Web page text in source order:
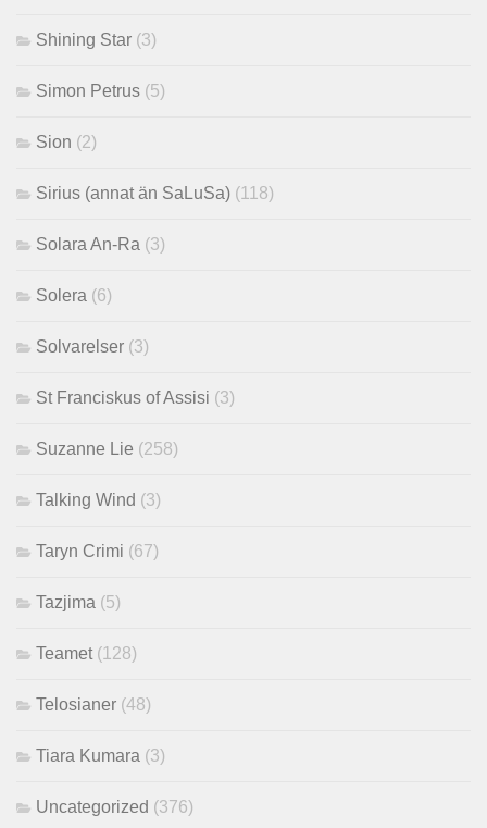
Shining Star (3)
Simon Petrus (5)
Sion (2)
Sirius (annat än SaLuSa) (118)
Solara An-Ra (3)
Solera (6)
Solvarelser (3)
St Franciskus of Assisi (3)
Suzanne Lie (258)
Talking Wind (3)
Taryn Crimi (67)
Tazjima (5)
Teamet (128)
Telosianer (48)
Tiara Kumara (3)
Uncategorized (376)